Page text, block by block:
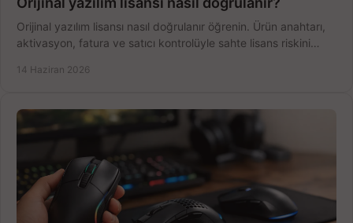
Orijinal yazılım lisansı nasıl doğrulanır öğrenin. Ürün anahtarı,
aktivasyon, fatura ve satıcı kontrolüyle sahte lisans riskini
14 Haziran 2026